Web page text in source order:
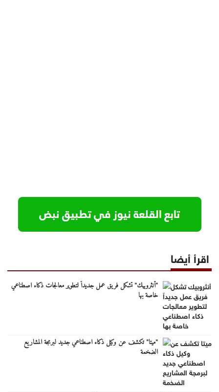
اقرأ أيضا
"أنثروبيك" تشكل فريق عمل جديداً لتطوير معالجات ذكاء اصطناعي
خاصة بها
"ميتا" تكشف عن وكيل ذكاء اصطناعي جديد لبرمجة المشاريع
الضخمة